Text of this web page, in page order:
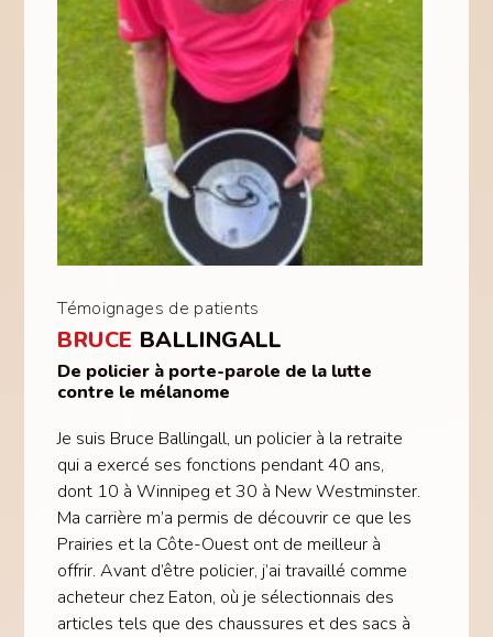
Témoignages de patients
BRUCE BALLINGALL
De policier à porte-parole de la lutte
contre le mélanome
Je suis Bruce Ballingall, un policier à la retraite
qui a exercé ses fonctions pendant 40 ans,
dont 10 à Winnipeg et 30 à New Westminster.
Ma carrière m’a permis de découvrir ce que les
Prairies et la Côte-Ouest ont de meilleur à
offrir. Avant d’être policier, j’ai travaillé comme
acheteur chez Eaton, où je sélectionnais des
articles tels que des chaussures et des sacs à